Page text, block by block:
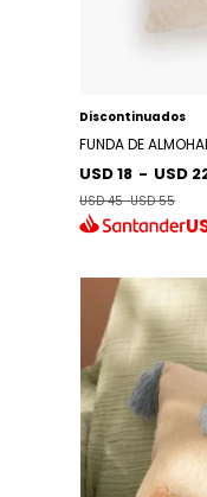
Discontinuados
FUNDA DE
USD 18 - USD
USD 45-USD 55